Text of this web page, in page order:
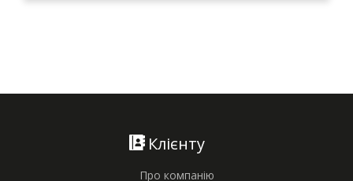
Клієнту
Про компанію